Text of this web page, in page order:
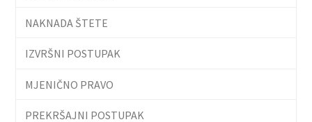
NAKNADA ŠTETE
IZVRŠNI POSTUPAK
MJENIČNO PRAVO
PREKRŠAJNI POSTUPAK